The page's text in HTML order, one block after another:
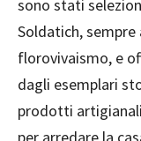
sono stati
Soldatich,
florovivaismo, e
dagli esemplari
prodotti